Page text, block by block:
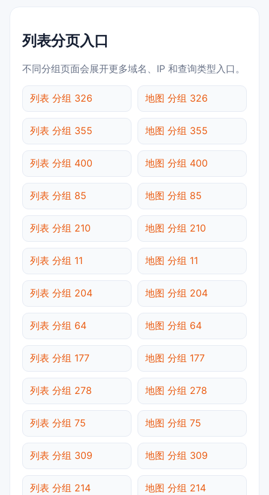
列表分页入口
不同分组页面会展开更多域名、IP 和查询类型入口。
列表 分组 326 地图 分组 326
列表 分组 355 地图 分组 355
列表 分组 400 地图 分组 400
列表 分组 85 地图 分组 85
列表 分组 210 地图 分组 210
列表 分组 11 地图 分组 11
列表 分组 204 地图 分组 204
列表 分组 64 地图 分组 64
列表 分组 177 地图 分组 177
列表 分组 278 地图 分组 278
列表 分组 75 地图 分组 75
列表 分组 309 地图 分组 309
列表 分组 214 地图 分组 214